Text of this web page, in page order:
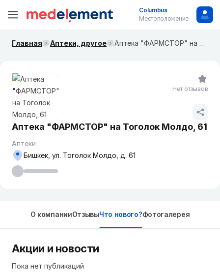
Columbus
Местоположение
Главная Аптеки, другое Аптека "ФАРМСТОР" на ​Тоголок Молдо, 61
Аптека "ФАРМСТОР" на ​Тоголок Молдо, 61
Аптеки
Бишкек, ул. ​Тоголок Молдо, д. 61
Нет отзывов
О компанииОтзывыЧто нового?Фотогалерея
Акции и новости
Пока нет публикаций